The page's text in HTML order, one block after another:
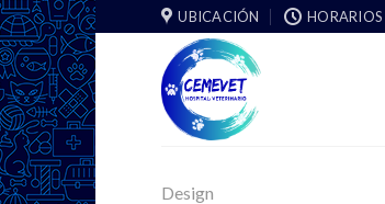
UBICACIÓN HORARIOS
Design